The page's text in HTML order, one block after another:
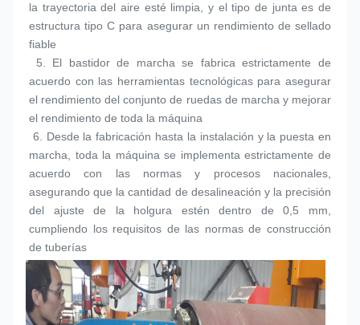
la trayectoria del aire esté limpia, y el tipo de junta es de
estructura tipo C para asegurar un rendimiento de sellado
fiable
5. El bastidor de marcha se fabrica estrictamente de
acuerdo con las herramientas tecnológicas para asegurar
el rendimiento del conjunto de ruedas de marcha y mejorar
el rendimiento de toda la máquina
6. Desde la fabricación hasta la instalación y la puesta en
marcha, toda la máquina se implementa estrictamente de
acuerdo con las normas y procesos nacionales,
asegurando que la cantidad de desalineación y la precisión
del ajuste de la holgura estén dentro de 0,5 mm,
cumpliendo los requisitos de las normas de construcción
de tuberías